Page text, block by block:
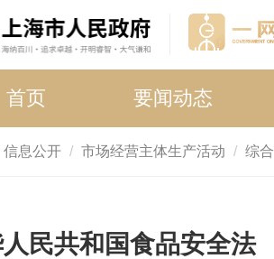
首页 要闻动态
信息公开 市场经营主体生产活动 综合
民共和国食品安全法